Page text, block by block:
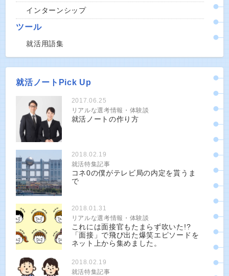
インターンシップ
ツール
就活用語集
就活ノートPick Up
2017.06.25
リアルな選考情報・体験談
就活ノートの作り方
2018.02.19
就活特集記事
コネ0の僕がテレビ局の内定を貰うま
で
2018.01.31
リアルな選考情報・体験談
これには面接官もたまらず吹いた!?
「面接」で飛び出た爆笑エピソードを
ネット上から集めました。
2018.02.19
就活特集記事